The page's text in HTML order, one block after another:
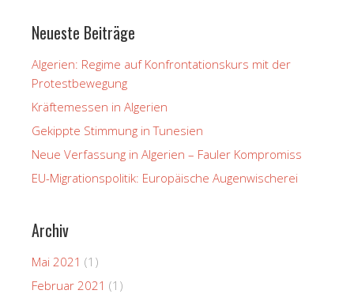
Neueste Beiträge
Algerien: Regime auf Konfrontationskurs mit der
Protestbewegung
Kräftemessen in Algerien
Gekippte Stimmung in Tunesien
Neue Verfassung in Algerien – Fauler Kompromiss
EU-Migrationspolitik: Europäische Augenwischerei
Archiv
Mai 2021 (1)
Februar 2021 (1)